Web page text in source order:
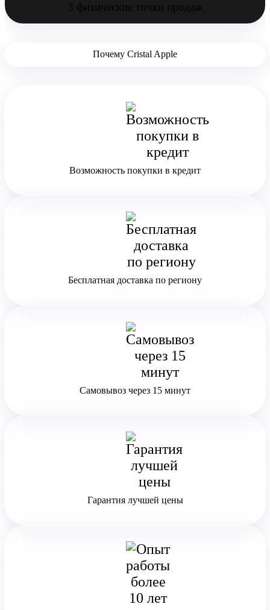
3 физические точки продаж
Почему Cristal Apple
Возможность покупки в кредит
Бесплатная доставка по региону
Самовывоз через 15 минут
Гарантия лучшей цены